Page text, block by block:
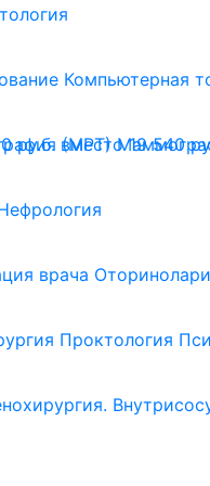
ру.б. вместо 19 540
Компьютерная
(МРТ)
врача
Проктология